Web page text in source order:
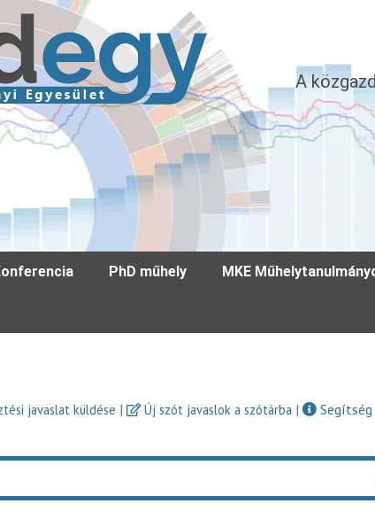
A
PhD műhely MKE
javaslat küldése | Új szót javaslok a szótárba |
Segítség